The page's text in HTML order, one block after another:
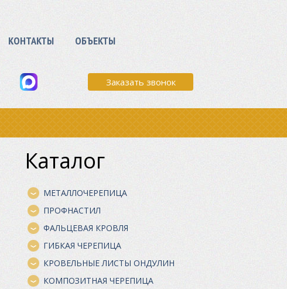
КОНТАКТЫ ОБЪЕКТЫ
Заказать звонок
Каталог
МЕТАЛЛОЧЕРЕПИЦА
ПРОФНАСТИЛ
ФАЛЬЦЕВАЯ КРОВЛЯ
ГИБКАЯ ЧЕРЕПИЦА
КРОВЕЛЬНЫЕ ЛИСТЫ ОНДУЛИН
КОМПОЗИТНАЯ ЧЕРЕПИЦА